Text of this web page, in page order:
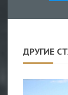
ДРУГИЕ